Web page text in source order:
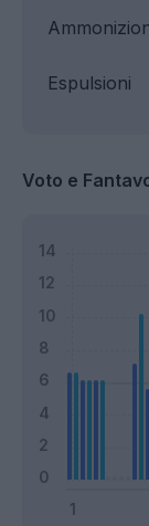
Espulsioni
Voto e